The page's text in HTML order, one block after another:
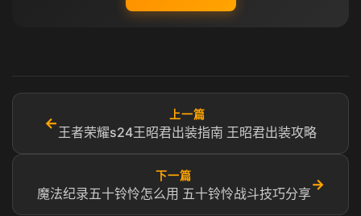
←
上一篇
王者荣耀s24王昭君出装指南 王昭君出装攻略
下一篇
魔法纪录五十铃怜怎么用 五十铃怜战斗技巧分享
→